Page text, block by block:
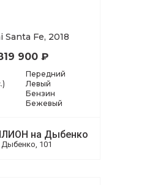
Santa Fe, 2018
900 ₽
Передний
Левый
Бензин
Бежевый
на Дыбенко
101